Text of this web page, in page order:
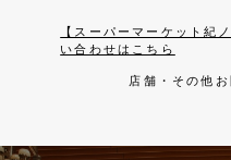
【スーパーマーケット紀
い合わせはこちら
店舗・その他